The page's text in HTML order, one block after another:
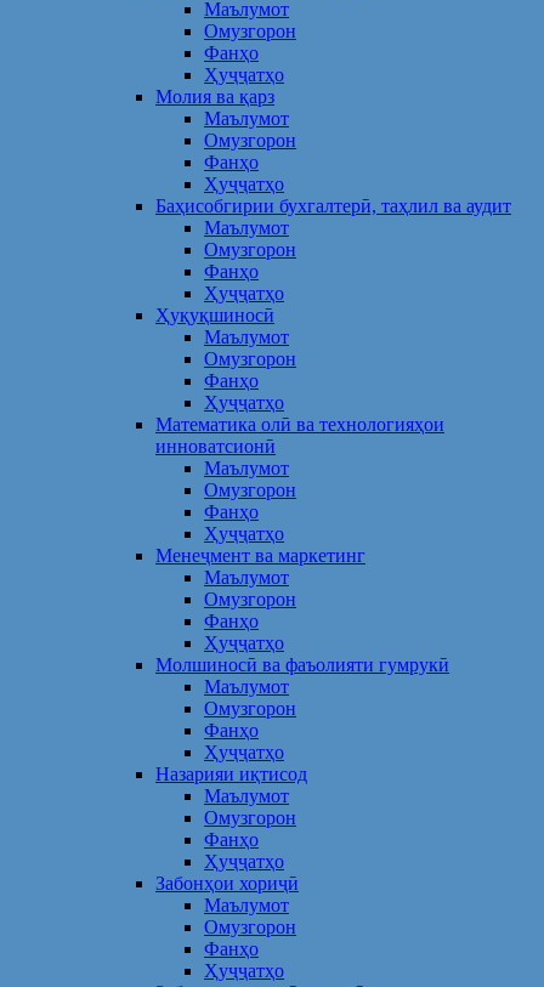
Маълумот
Омузгорон
Фанҳо
Ҳуҷҷатҳо
Молия ва қарз
Маълумот
Омузгорон
Фанҳо
Ҳуҷҷатҳо
Баҳисобгирии бухгалтерӣ, таҳлил ва аудит
Маълумот
Омузгорон
Фанҳо
Ҳуҷҷатҳо
Ҳуқуқшиносӣ
Маълумот
Омузгорон
Фанҳо
Ҳуҷҷатҳо
Математика олӣ ва технологияҳои
инноватсионӣ
Маълумот
Омузгорон
Фанҳо
Ҳуҷҷатҳо
Менеҷмент ва маркетинг
Маълумот
Омузгорон
Фанҳо
Ҳуҷҷатҳо
Молшиносӣ ва фаъолияти гумрукӣ
Маълумот
Омузгорон
Фанҳо
Ҳуҷҷатҳо
Назарияи иқтисод
Маълумот
Омузгорон
Фанҳо
Ҳуҷҷатҳо
Забонҳои хориҷӣ
Маълумот
Омузгорон
Фанҳо
Ҳуҷҷатҳо